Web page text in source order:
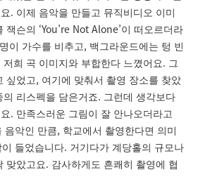
. 이제 음악을 만들고 뮤직비디오 이미
잭슨의 ‘You’re Not Alone’이 떠오르더라
이 가수를 비추고, 백그라운드에는 텅 빈
희 곡 이미지와 부합한다 느꼈어요 . 그
싶었고 , 여기에 맞춰서 촬영 장소를 찾았
리스펙을 담은거죠. 그런데 생각보다
. 만족스러운 그림이 잘 안나오더라고
음악인 만큼, 학교에서 촬영한다면 의미
이 들었습니다. 거기다가 계당홀의 규모나
맞았고요 . 감사하게도 흔쾌히 촬영에 협